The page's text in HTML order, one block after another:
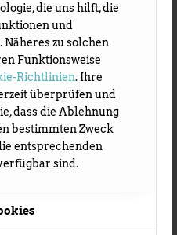
die uns hilft, die
und
zu solchen
Funktionsweise
Richtlinien. Ihre
überprüfen und
dass die Ablehnung
bestimmten Zweck
entsprechenden
sind.